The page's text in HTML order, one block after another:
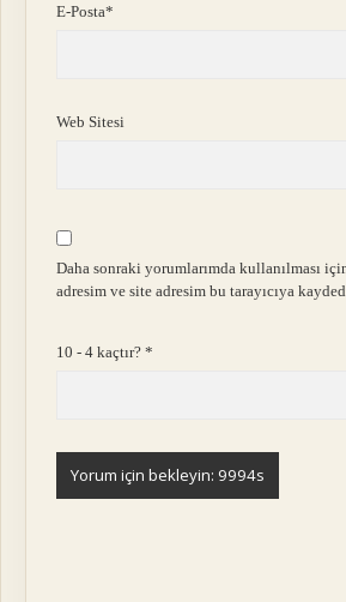
E-Posta*
Web Sitesi
Daha sonraki yorumlarımda kullanılması
adresim ve site adresim bu tarayıcıya
10 - 4 kaçtır?*